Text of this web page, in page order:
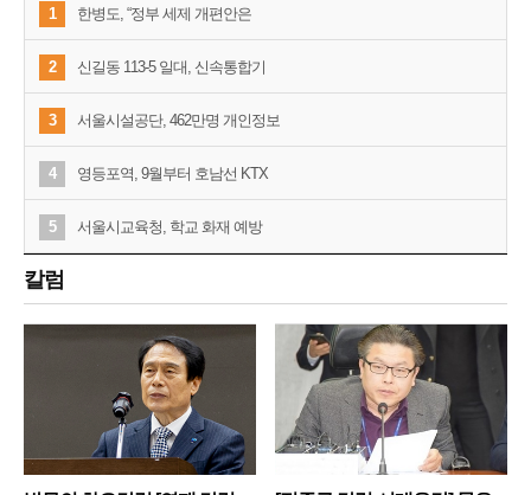
1 한병도, “정부 세제 개편안은
2 신길동 113-5 일대, 신속통합기
3 서울시설공단, 462만명 개인정보
4 영등포역, 9월부터 호남선 KTX
5 서울시교육청, 학교 화재 예방
칼럼